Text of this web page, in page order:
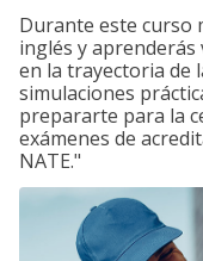
Durante este curso
inglés y
en la trayectoria de
simulaciones
prepararte para la
exámenes de
NATE."